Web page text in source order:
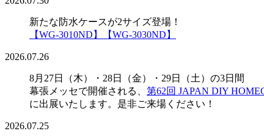
新たな防水ケースが2サイズ登場！
【WG-3010ND】
【WG-3030ND】
2026.07.26
8月27日（木）・28日（金）・29日（土）の3日間
幕張メッセで開催される、 第62回 JAPAN DIY
に出展いたします。是非ご来場ください！
2026.07.25